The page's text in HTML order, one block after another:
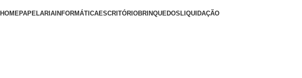
HOMEPAPELARIA INFORMÁTICAESCRITÓRIOBRINQUEDOS LIQUIDAÇÃO